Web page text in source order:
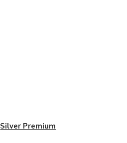
Silver Premium